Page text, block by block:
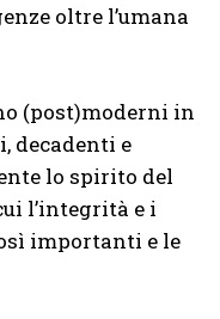
oltre l’umana
(post)moderni in
decadenti e
lo spirito del
l’integrità e i
importanti e le